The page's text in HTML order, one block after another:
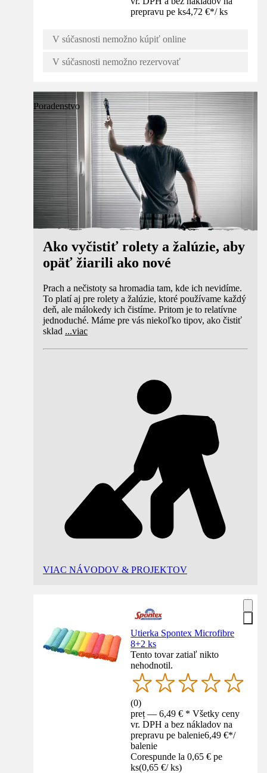
prepravu pe ks4,72 €*/ ks
V súčasnosti nemožno kúpiť online
V súčasnosti nemožno rezervovať
Poradenstvo
Ako vyčistiť rolety a žalúzie, aby
opäť žiarili ako nové
Prach a nečistoty sa hromadia tam, kde ich nevidíme.
To platí aj pre rolety a žalúzie, ktoré používame každý
deň, ale málokedy ich čistíme. Pritom je to relatívne
jednoduché. Máme pre vás niekoľko tipov, ako čistiť
sklad ...viac
VIAC NÁVODOV & PROJEKTOV
Utierka Spontex Microfibre
8+2 ks
Tento tovar zatiaľ nikto
nehodnotil.
(0)
preț — 6,49 € * Všetky ceny
vr. DPH a bez nákladov na
prepravu pe balenie6,49 €*/
balenie
Corespunde la 0,65 € pe
ks(0,65 €/ ks)